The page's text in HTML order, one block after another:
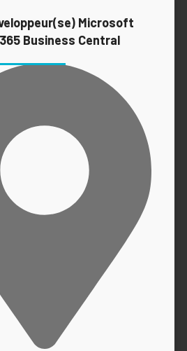
Microsoft
Business Central